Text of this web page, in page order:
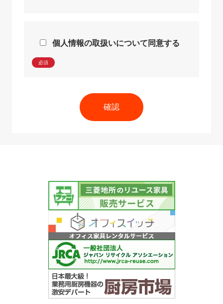
個人情報の取扱いについて同意する
必須